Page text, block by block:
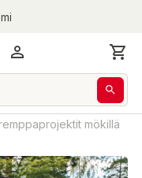
mökillä